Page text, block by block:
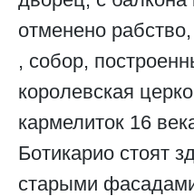
отменено
, собор,
королевская
кармелиток 16
Ботикарио стоят
старыми